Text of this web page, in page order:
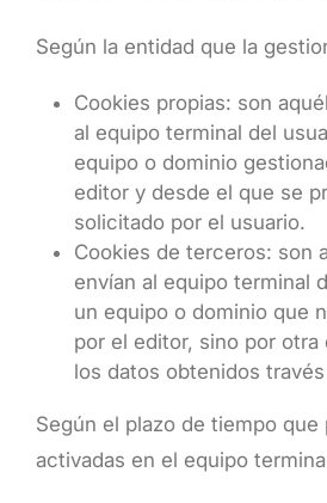
Según la entidad que la
Cookies propias: son
al equipo terminal del
equipo o dominio
editor y desde el que se
solicitado por el usuario.
Cookies de terceros: son
envían al equipo terminal
un equipo o dominio que
por el editor, sino por otra
los datos obtenidos
Según el plazo de tiempo que
activadas en el equipo